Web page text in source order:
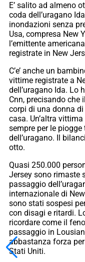
E’ salito ad almeno
coda dell’uragano
inondazioni senza
Usa, compresa New
l’emittente
registrate in New
C’e’ anche un
vittime registrate a
dell’uragano Ida. Lo
Cnn, precisando che
corpi di una donna
casa. Un’altra
sempre per le
dell’uragano. Il
otto.
Quasi 250.000
Jersey sono rimaste
passaggio
internazionale di
sono stati sospesi
con disagi e ritardi.
ricordare come il
passaggio in
abbastanza forza
Stati Uniti.